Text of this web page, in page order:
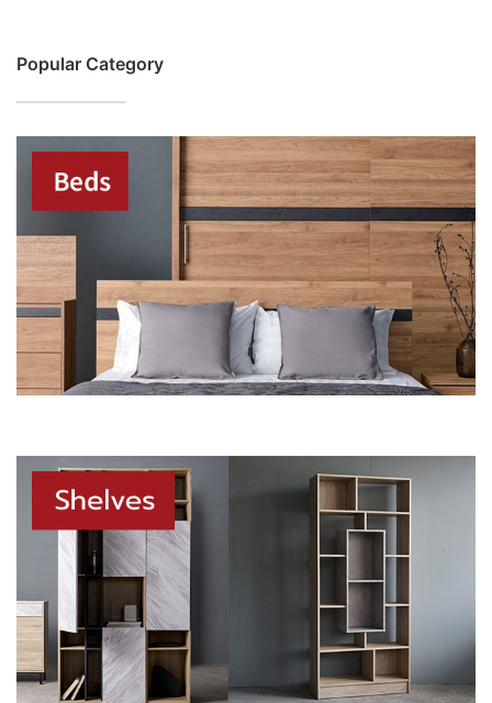
Popular Category